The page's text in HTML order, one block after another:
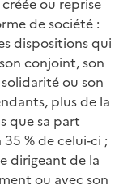
de société :
dispositions qui
conjoint, son
ou son
plus de la
que sa part
% de celui-ci ;
dirigeant de la
ou avec son